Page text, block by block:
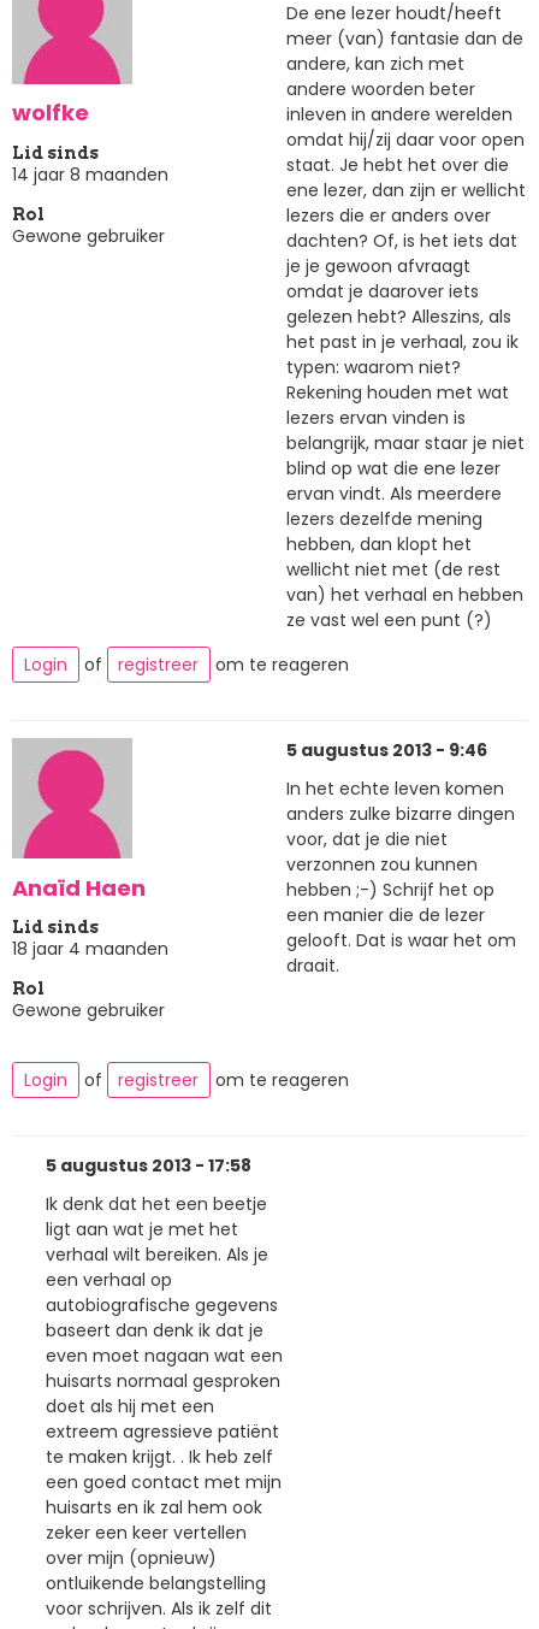
wolfke
Lid sinds
14 jaar 8 maanden
Rol
Gewone gebruiker
De ene lezer houdt/heeft
meer (van) fantasie dan de
andere, kan zich met
andere woorden beter
inleven in andere werelden
omdat hij/zij daar voor open
staat. Je hebt het over die
ene lezer, dan zijn er wellicht
lezers die er anders over
dachten? Of, is het iets dat
je je gewoon afvraagt
omdat je daarover iets
gelezen hebt? Alleszins, als
het past in je verhaal, zou ik
typen: waarom niet?
Rekening houden met wat
lezers ervan vinden is
belangrijk, maar staar je niet
blind op wat die ene lezer
ervan vindt. Als meerdere
lezers dezelfde mening
hebben, dan klopt het
wellicht niet met (de rest
van) het verhaal en hebben
ze vast wel een punt (?)
Login
of registreer om te reageren
Anaïd Haen
Lid sinds
18 jaar 4 maanden
Rol
Gewone gebruiker
5 augustus 2013 - 9:46
In het echte leven komen
anders zulke bizarre dingen
voor, dat je die niet
verzonnen zou kunnen
hebben ;-) Schrijf het op
een manier die de lezer
gelooft. Dat is waar het om
draait.
Login of registreer om te reageren
5 augustus 2013 - 17:58
Ik denk dat het een beetje
ligt aan wat je met het
verhaal wilt bereiken. Als je
een verhaal op
autobiografische gegevens
baseert dan denk ik dat je
even moet nagaan wat een
huisarts normaal gesproken
doet als hij met een
extreem agressieve patiënt
te maken krijgt. . Ik heb zelf
een goed contact met mijn
huisarts en ik zal hem ook
zeker een keer vertellen
over mijn (opnieuw)
ontluikende belangstelling
voor schrijven. Als ik zelf dit